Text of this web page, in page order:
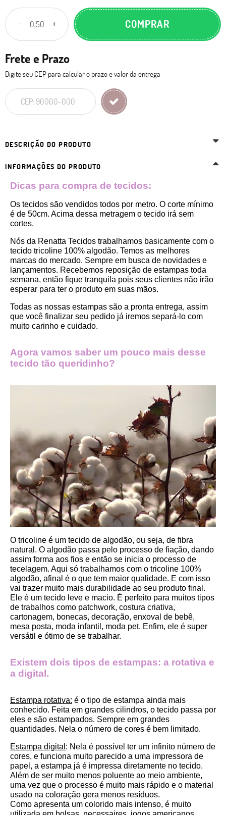
COMPRAR
Frete e Prazo
Digite seu CEP para calcular o prazo e valor da entrega
DESCRIÇÃO DO PRODUTO
INFORMAÇÕES DO PRODUTO
Dicas para compra de tecidos:
Os tecidos são vendidos todos por metro. O corte mínimo
é de 50cm. Acima dessa metragem o tecido irá sem
cortes.
Nós da Renatta Tecidos trabalhamos basicamente com o
tecido tricoline 100% algodão. Temos as melhores
marcas do mercado. Sempre em busca de novidades e
lançamentos. Recebemos reposição de estampas toda
semana, então fique tranquila pois seus clientes não irão
esperar para ter o produto em suas mãos.
Todas as nossas estampas são a pronta entrega, assim
que você finalizar seu pedido já iremos separá-lo com
muito carinho e cuidado.
Agora vamos saber um pouco mais desse
tecido tão queridinho?
O tricoline é um tecido de algodão, ou seja, de fibra
natural. O algodão passa pelo processo de fiação, dando
assim forma aos fios e então se inicia o processo de
tecelagem. Aqui só trabalhamos com o tricoline 100%
algodão, afinal é o que tem maior qualidade. E com isso
vai trazer muito mais durabilidade ao seu produto final.
Ele é um tecido leve e macio. É perfeito para muitos tipos
de trabalhos como patchwork, costura criativa,
cartonagem, bonecas, decoração, enxoval de bebê,
mesa posta, moda infantil, moda pet. Enfim, ele é super
versátil e ótimo de se trabalhar.
Existem dois tipos de estampas: a rotativa e
a digital.
Estampa rotativa: é o tipo de estampa ainda mais
conhecido. Feita em grandes cilindros, o tecido passa por
eles e são estampados. Sempre em grandes
quantidades. Nela o número de cores é bem limitado.
Estampa digital : Nela é possível ter um infinito número de
cores, e funciona muito parecido a uma impressora de
papel, a estampa já é impressa diretamente no tecido.
Além de ser muito menos poluente ao meio ambiente,
uma vez que o processo é muito mais rápido e o material
usado na coloração gera menos resíduos.
Como apresenta um colorido mais intenso, é muito